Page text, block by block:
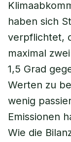
haben sich
verpflichtet,
maximal
1,5 Grad
Werten zu
wenig
Emissionen
Wie die